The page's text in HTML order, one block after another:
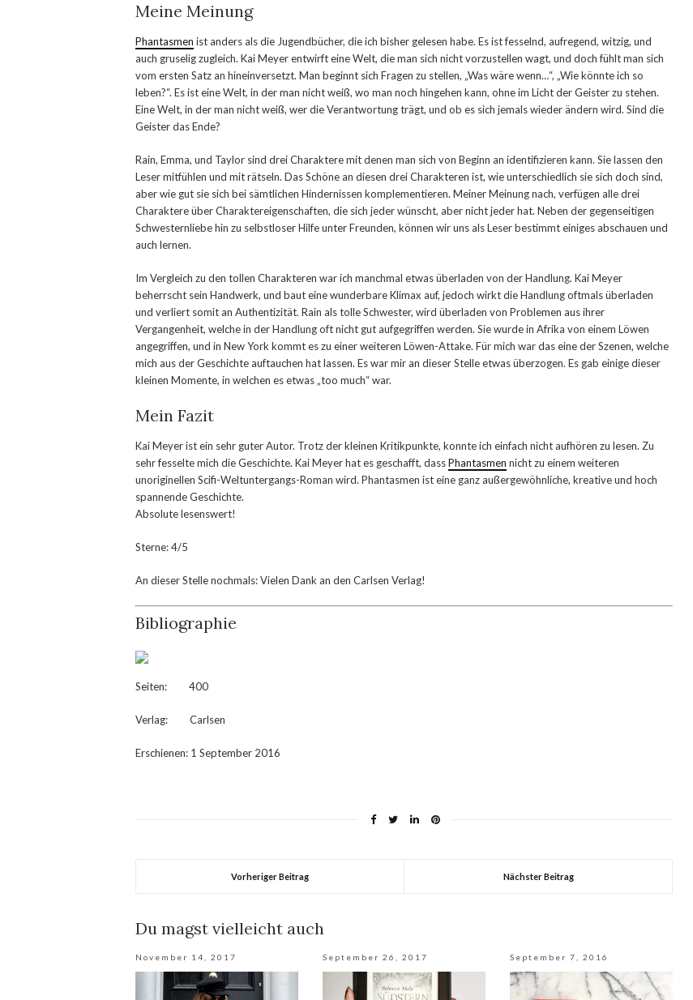
Meine Meinung
Phantasmen ist anders als die Jugendbücher, die ich bisher gelesen habe. Es ist fesselnd, aufregend, witzig, und
auch gruselig zugleich. Kai Meyer entwirft eine Welt, die man sich nicht vorzustellen wagt, und doch fühlt man sich
vom ersten Satz an hineinversetzt. Man beginnt sich Fragen zu stellen, „Was wäre wenn…“, „Wie könnte ich so
leben?“. Es ist eine Welt, in der man nicht weiß, wo man noch hingehen kann, ohne im Licht der Geister zu stehen.
Eine Welt, in der man nicht weiß, wer die Verantwortung trägt, und ob es sich jemals wieder ändern wird. Sind die
Geister das Ende?
Rain, Emma, und Taylor sind drei Charaktere mit denen man sich von Beginn an identifizieren kann. Sie lassen den
Leser mitfühlen und mit rätseln. Das Schöne an diesen drei Charakteren ist, wie unterschiedlich sie sich doch sind,
aber wie gut sie sich bei sämtlichen Hindernissen komplementieren. Meiner Meinung nach, verfügen alle drei
Charaktere über Charaktereigenschaften, die sich jeder wünscht, aber nicht jeder hat. Neben der gegenseitigen
Schwesternliebe hin zu selbstloser Hilfe unter Freunden, können wir uns als Leser bestimmt einiges abschauen und
auch lernen.
Im Vergleich zu den tollen Charakteren war ich manchmal etwas überladen von der Handlung. Kai Meyer
beherrscht sein Handwerk, und baut eine wunderbare Klimax auf, jedoch wirkt die Handlung oftmals überladen
und verliert somit an Authentizität. Rain als tolle Schwester, wird überladen von Problemen aus ihrer
Vergangenheit, welche in der Handlung oft nicht gut aufgegriffen werden. Sie wurde in Afrika von einem Löwen
angegriffen, und in New York kommt es zu einer weiteren Löwen-Attake. Für mich war das eine der Szenen, welche
mich aus der Geschichte auftauchen hat lassen. Es war mir an dieser Stelle etwas überzogen. Es gab einige dieser
kleinen Momente, in welchen es etwas „too much“ war.
Mein Fazit
Kai Meyer ist ein sehr guter Autor. Trotz der kleinen Kritikpunkte, konnte ich einfach nicht aufhören zu lesen. Zu
sehr fesselte mich die Geschichte. Kai Meyer hat es geschafft, dassPhantasmen nicht zu einem weiteren
unoriginellen Scifi-Weltuntergangs-Roman wird. Phantasmen ist eine ganz außergewöhnliche, kreative und hoch
spannende Geschichte.
Absolute lesenswert!
Sterne: 4/5
An dieser Stelle nochmals: Vielen Dank an den Carlsen Verlag!
Bibliographie
Seiten: 400
Verlag: Carlsen
Erschienen: 1 September 2016
Vorheriger Beitrag Nächster Beitrag
Du magst vielleicht auch
November 14, 2017 September 26, 2017 September 7, 2016